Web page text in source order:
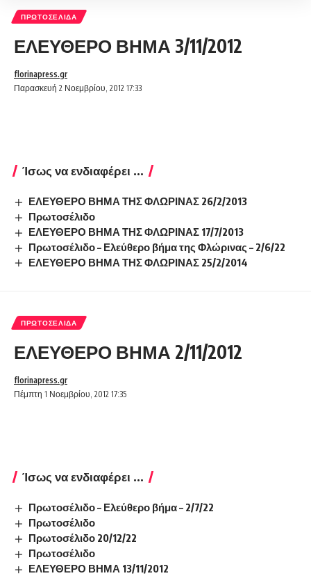
ΠΡΩΤΟΣΈΛΙΔΑ
ΕΛΕΥΘΕΡΟ ΒΗΜΑ 3/11/2012
Παρασκευή 2 Νοεμβρίου, 2012 17:33
florinapress.gr
Ίσως να ενδιαφέρει ...
ΕΛΕΥΘΕΡΟ ΒΗΜΑ ΤΗΣ ΦΛΩΡΙΝΑΣ 26/2/2013
Πρωτοσέλιδο
ΕΛΕΥΘΕΡΟ ΒΗΜΑ ΤΗΣ ΦΛΩΡΙΝΑΣ 17/7/2013
Πρωτοσέλιδο – Ελεύθερο βήμα της Φλώρινας – 2/6/22
ΕΛΕΥΘΕΡΟ ΒΗΜΑ ΤΗΣ ΦΛΩΡΙΝΑΣ 25/2/2014
ΠΡΩΤΟΣΈΛΙΔΑ
ΕΛΕΥΘΕΡΟ ΒΗΜΑ 2/11/2012
Πέμπτη 1 Νοεμβρίου, 2012 17:35
florinapress.gr
Ίσως να ενδιαφέρει ...
Πρωτοσέλιδο – Ελεύθερο βήμα – 2/7/22
Πρωτοσέλιδο
Πρωτοσέλιδο 20/12/22
Πρωτοσέλιδο
ΕΛΕΥΘΕΡΟ ΒΗΜΑ 13/11/2012